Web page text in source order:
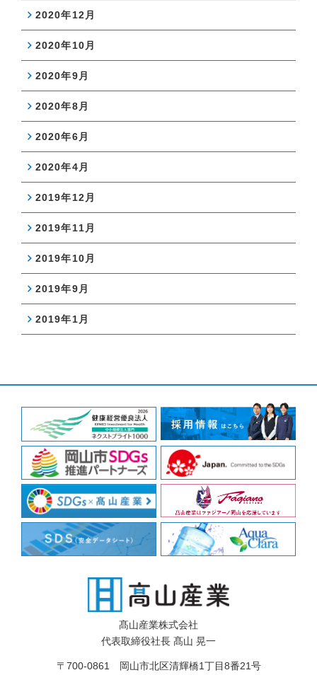
2020年12月
2020年10月
2020年9月
2020年8月
2020年6月
2020年4月
2019年12月
2019年11月
2019年10月
2019年9月
2019年1月
髙山産業株式会社
代表取締役社長 髙山 晃一
〒700-0861 岡山市北区清輝橋1丁目8番21号